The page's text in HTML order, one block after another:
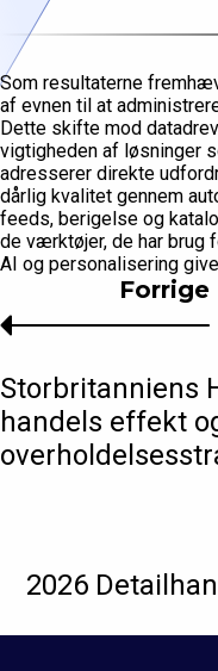
Som resultaterne
af evnen til at
Dette skifte mod
vigtigheden af løsninger
adresserer direkte
dårlig kvalitet gennem
feeds, berigelse og
de værktøjer, de har brug
AI og personalisering
2026
Forrige
Storbritanniens
handels effekt